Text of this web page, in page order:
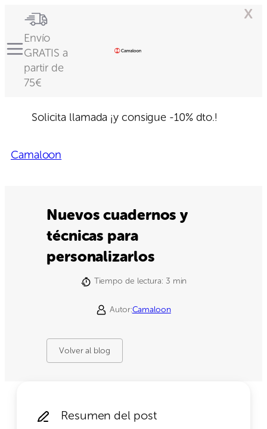
Envío
GRATIS a
partir de
75€
Solicita llamada ¡y consigue -10% dto.!
Camaloon
Nuevos cuadernos y
técnicas para
personalizarlos
Tiempo de lectura: 3 min
Autor:Camaloon
Volver al blog
Resumen del post
x